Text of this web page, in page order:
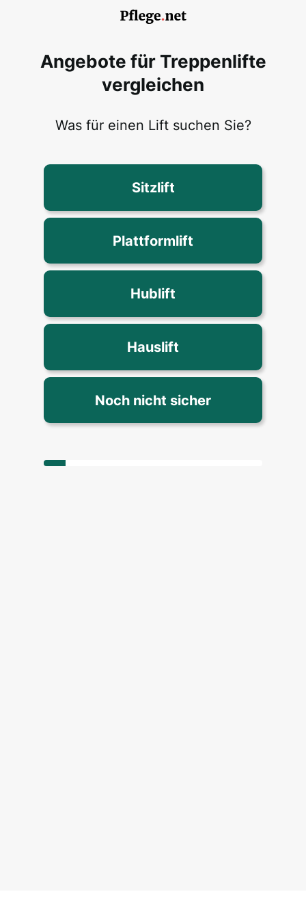
Angebote für Treppenlifte
vergleichen
Was für einen Lift suchen Sie?
Sitzlift
Plattformlift
Hublift
Hauslift
Noch nicht sicher